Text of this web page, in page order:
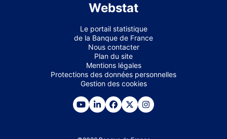
Webstat
Le portail statistique
de la Banque de France
Nous contacter
Plan du site
Mentions légales
Protections des données personnelles
Gestion des cookies